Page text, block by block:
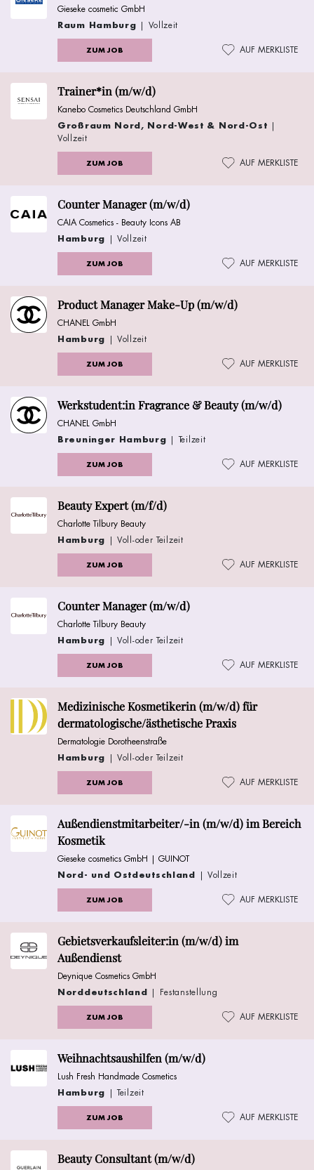
Gieseke cosmetic GmbH
Raum Hamburg | Vollzeit
ZUM JOB AUF MERKLISTE
Trainer*in (m/w/d)
Kanebo Cosmetics Deutschland GmbH
Großraum Nord, Nord-West & Nord-Ost |
Vollzeit
ZUM JOB AUF MERKLISTE
Counter Manager (m/w/d)
CAIA Cosmetics - Beauty Icons AB
Hamburg | Vollzeit
ZUM JOB AUF MERKLISTE
Product Manager Make-Up (m/w/d)
CHANEL GmbH
Hamburg | Vollzeit
ZUM JOB AUF MERKLISTE
Werkstudent:in Fragrance & Beauty (m/w/d)
CHANEL GmbH
Breuninger Hamburg | Teilzeit
ZUM JOB AUF MERKLISTE
Beauty Expert (m/f/d)
Charlotte Tilbury Beauty
Hamburg | Voll-oder Teilzeit
ZUM JOB AUF MERKLISTE
Counter Manager (m/w/d)
Charlotte Tilbury Beauty
Hamburg | Voll-oder Teilzeit
ZUM JOB AUF MERKLISTE
Medizinische Kosmetikerin (m/w/d) für
dermatologische/ästhetische Praxis
Dermatologie Dorotheenstraße
Hamburg | Voll-oder Teilzeit
ZUM JOB AUF MERKLISTE
Außendienstmitarbeiter/-in (m/w/d) im Bereich
Kosmetik
Gieseke cosmetics GmbH | GUINOT
Nord- und Ostdeutschland | Vollzeit
ZUM JOB AUF MERKLISTE
Gebietsverkaufsleiter:in (m/w/d) im
Außendienst
Deynique Cosmetics GmbH
Norddeutschland | Festanstellung
ZUM JOB AUF MERKLISTE
Weihnachtsaushilfen (m/w/d)
Lush Fresh Handmade Cosmetics
Hamburg | Teilzeit
ZUM JOB AUF MERKLISTE
Beauty Consultant (m/w/d)